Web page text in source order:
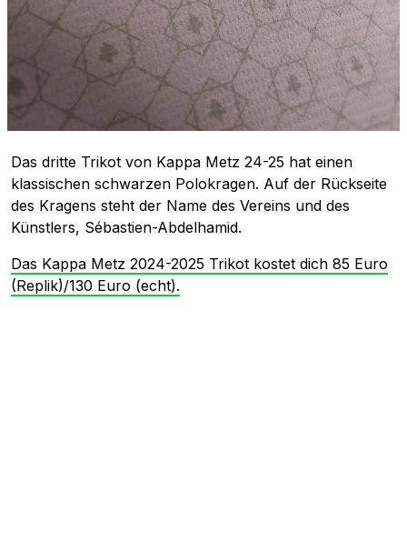
Das dritte Trikot von Kappa Metz 24-25 hat einen
klassischen schwarzen Polokragen. Auf der Rückseite
des Kragens steht der Name des Vereins und des
Künstlers, Sébastien-Abdelhamid.
Das Kappa Metz 2024-2025 Trikot kostet dich 85 Euro
(Replik)/130 Euro (echt).